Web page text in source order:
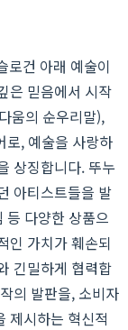
건 아래 예술이
은 믿음에서 시작
움의 순우리말),
, 예술을 사랑하
상징합니다. 뚜누
아티스트들을 발
등 다양한 상품으
인 가치가 훼손되
긴밀하게 협력합
의 발판을, 소비자
제시하는 혁신적